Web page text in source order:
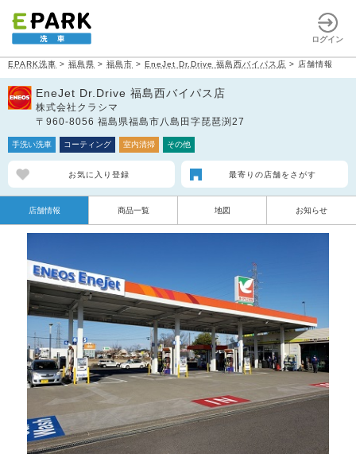
ログイン
EPARK洗車 > 福島県 > 福島市 > EneJet Dr.Drive 福島西バイパス店 > 店舗情報
EneJet Dr.Drive 福島西バイパス店
株式会社クラシマ
〒960-8056 福島県福島市八島田字琵琶渕27
手洗い洗車 コーティング 室内清掃 その他
お気に入り登録 最寄りの店舗をさがす
店舗情報 商品一覧 地図 お知らせ